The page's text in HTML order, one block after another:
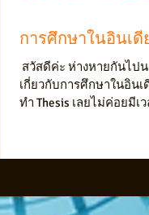
การศึกษาในอินเดี
สวัสดีค่ะ ห่างหายกันไป
เกี่ยวกับการศึกษาในอินเ
ทำ Thesis เลยไม่ค่อยมีเ